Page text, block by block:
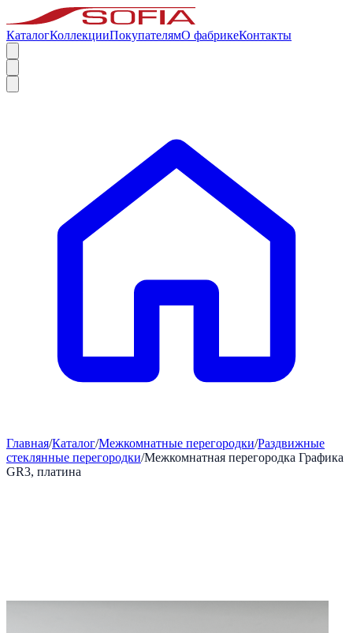
КаталогКоллекцииПокупателямО фабрикеКонтакты
Главная/Каталог/Межкомнатные перегородки/Раздвижные
стеклянные перегородки/Межкомнатная перегородка Графика
GR3, платина